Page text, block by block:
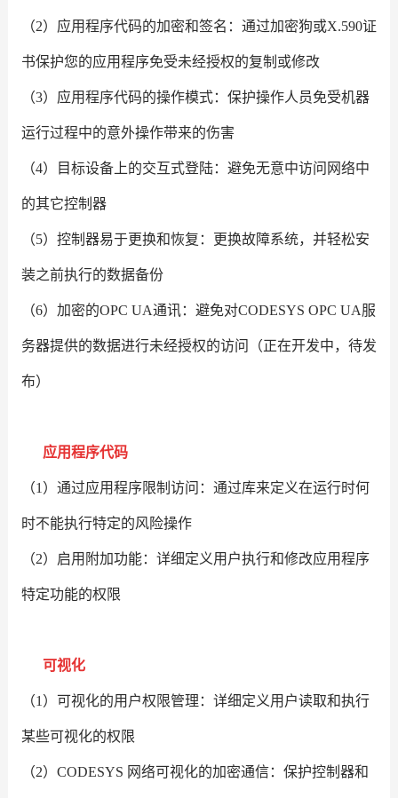
（2）应用程序代码的加密和签名：通过加密狗或X.590证
书保护您的应用程序免受未经授权的复制或修改
（3）应用程序代码的操作模式：保护操作人员免受机器
运行过程中的意外操作带来的伤害
（4）目标设备上的交互式登陆：避免无意中访问网络中
的其它控制器
（5）控制器易于更换和恢复：更换故障系统，并轻松安
装之前执行的数据备份
（6）加密的OPC UA通讯：避免对CODESYS OPC UA服
务器提供的数据进行未经授权的访问（正在开发中，待发
布）
应用程序代码
（1）通过应用程序限制访问：通过库来定义在运行时何
时不能执行特定的风险操作
（2）启用附加功能：详细定义用户执行和修改应用程序
特定功能的权限
可视化
（1）可视化的用户权限管理：详细定义用户读取和执行
某些可视化的权限
（2）CODESYS 网络可视化的加密通信：保护控制器和